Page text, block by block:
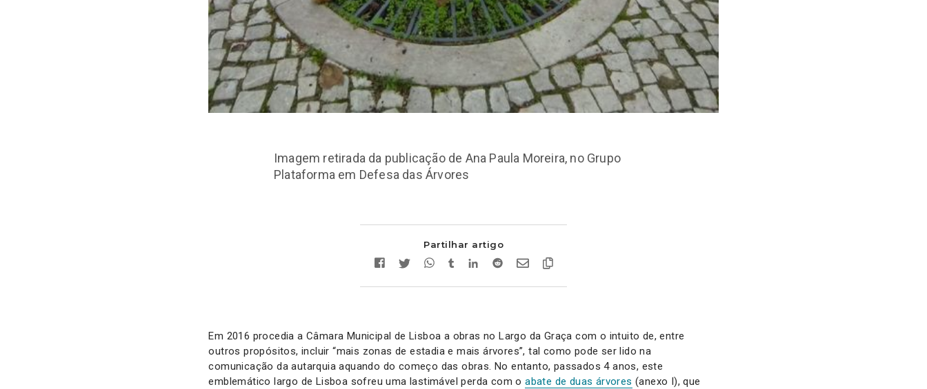
Imagem retirada da publicação de Ana Paula Moreira, no Grupo
Plataforma em Defesa das Árvores
Partilhar artigo
Em 2016 procedia a Câmara Municipal de Lisboa a obras no Largo da Graça com o intuito de, entre
outros propósitos, incluir “mais zonas de estadia e mais árvores”, tal como pode ser lido na
comunicação da autarquia aquando do começo das obras. No entanto, passados 4 anos, este
emblemático largo de Lisboa sofreu uma lastimável perda com oabate de duas árvores (anexo I), que